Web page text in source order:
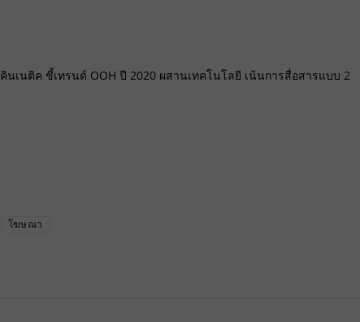
คินเนติค ชี้เทรนด์ OOH ปี 2020 ผสานเทคโนโลยี เน้นการสื่อสารแบบ 2
โฆษณา